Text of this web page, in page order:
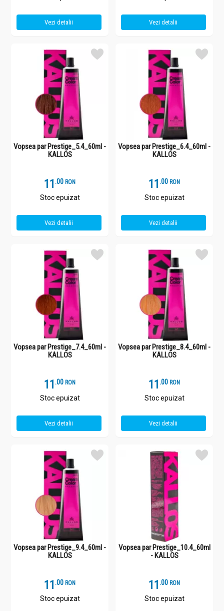
Vezi detalii Vezi detalii
Vopsea par Prestige_5.4_60ml -
KALLOS
11 .0 RON
Stoc epuizat
Vezi detalii
Vopsea par Prestige_6.4_60ml -
KALLOS
11 .0 RON
Stoc epuizat
Vezi detalii
Vopsea par Prestige_7.4_60ml -
KALLOS
11 .0 RON
Stoc epuizat
Vezi detalii
Vopsea par Prestige_8.4_60ml -
KALLOS
11 .0 RON
Stoc epuizat
Vezi detalii
Vopsea par Prestige_9.4_60ml -
KALLOS
11 .0 RON
Stoc epuizat
Vopsea par Prestige_10.4_60ml
- KALLOS
11 .0 RON
Stoc epuizat